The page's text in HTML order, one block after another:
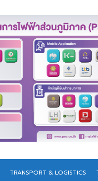
TRANSPORT & LOGISTICS